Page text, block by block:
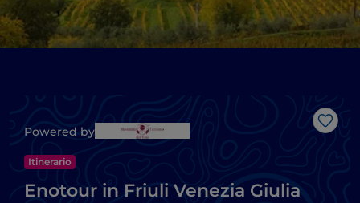
Like
Powered by
Itinerario
Enotour in Friuli Venezia Giulia